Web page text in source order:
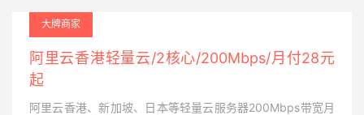
大牌商家
阿里云香港轻量云/2核心/200Mbps/月付28元
起
阿里云香港、新加坡、日本等轻量云服务器200Mbps带宽月